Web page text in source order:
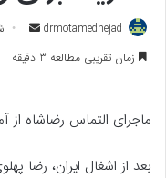
drmotamednejad
ارسال
به
زمان تقریبی مطالعه 3 دقیقه
ماجرای التماس رضاشاه از
بعد از اشغال ایران، رضا